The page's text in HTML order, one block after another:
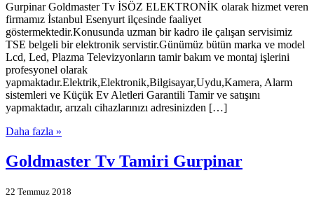
Gurpinar Goldmaster Tv İSÖZ ELEKTRONİK olarak hizmet veren
firmamız İstanbul Esenyurt ilçesinde faaliyet
göstermektedir.Konusunda uzman bir kadro ile çalışan servisimiz
TSE belgeli bir elektronik servistir.Günümüz bütün marka ve model
Lcd, Led, Plazma Televizyonların tamir bakım ve montaj işlerini
profesyonel olarak
yapmaktadır.Elektrik,Elektronik,Bilgisayar,Uydu,Kamera, Alarm
sistemleri ve Küçük Ev Aletleri Garantili Tamir ve satışını
yapmaktadır, arızalı cihazlarınızı adresinizden […]
Daha fazla »
Goldmaster Tv Tamiri Gurpinar
22 Temmuz 2018